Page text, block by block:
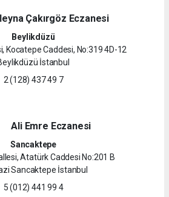
Çakırgöz Eczanesi
Beylikdüzü
Kocatepe Caddesi, No:319 4D-12
İstanbul
2 (128) 437 49 7
Ali Emre Eczanesi
Sancaktepe
Atatürk Caddesi No:201 B
Sancaktepe İstanbul
5 (012) 441 99 4